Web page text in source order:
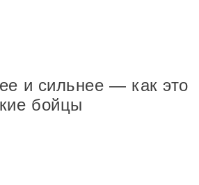
и сильнее — как это
бойцы